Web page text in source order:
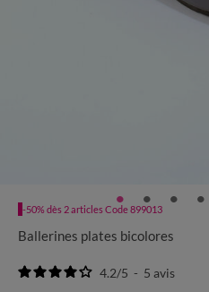
-50% dès 2 articles Code 899013
Ballerines plates bicolores
4.2/5 - 5 avis